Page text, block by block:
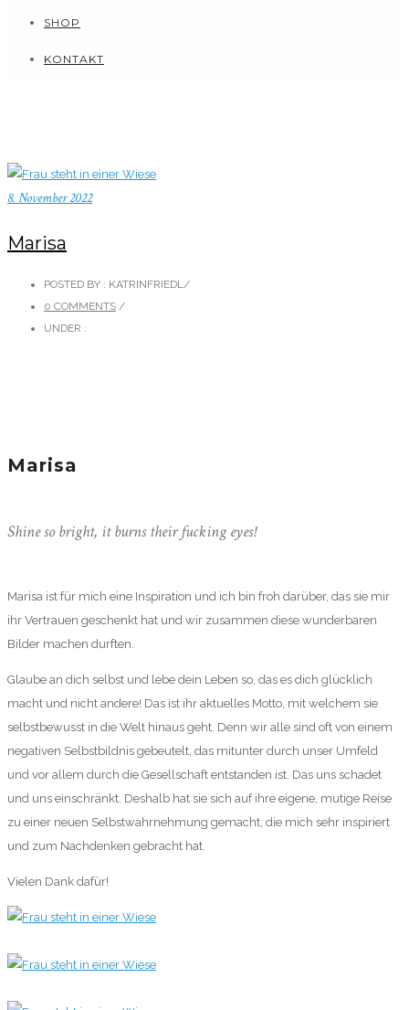
SHOP
KONTAKT
8. November 2022
Marisa
POSTED BY : KATRINFRIEDL/
0 COMMENTS /
UNDER :
Marisa
Shine so bright, it burns their fucking eyes!
Marisa ist für mich eine Inspiration und ich bin froh darüber, das sie mir
ihr Vertrauen geschenkt hat und wir zusammen diese wunderbaren
Bilder machen durften.
Glaube an dich selbst und lebe dein Leben so, das es dich glücklich
macht und nicht andere! Das ist ihr aktuelles Motto, mit welchem sie
selbstbewusst in die Welt hinaus geht. Denn wir alle sind oft von einem
negativen Selbstbildnis gebeutelt, das mitunter durch unser Umfeld
und vor allem durch die Gesellschaft entstanden ist. Das uns schadet
und uns einschränkt. Deshalb hat sie sich auf ihre eigene, mutige Reise
zu einer neuen Selbstwahrnehmung gemacht, die mich sehr inspiriert
und zum Nachdenken gebracht hat.
Vielen Dank dafür!